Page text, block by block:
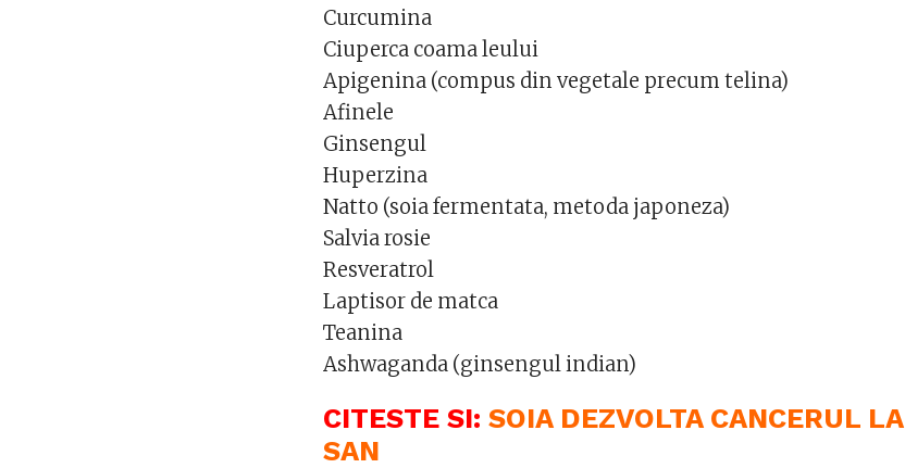
Curcumina
Ciuperca coama leului
Apigenina (compus din vegetale precum telina)
Afinele
Ginsengul
Huperzina
Natto (soia fermentata, metoda japoneza)
Salvia rosie
Resveratrol
Laptisor de matca
Teanina
Ashwaganda (ginsengul indian)
CITESTE SI: SOIA DEZVOLTA CANCERUL LA
SAN